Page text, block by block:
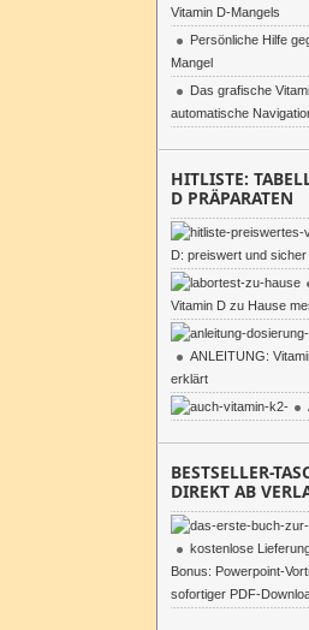
Vitamin D-Mangels
Persönliche Hilfe
Mangel
Das grafische
automatische
HITLISTE:
D PRÄPARATEN
D: preiswert und sicher
Vitamin D zu Hause
ANLEITUNG:
erklärt
BESTSELLER-
DIREKT AB
kostenlose
Bonus: Powerpoint-
sofortiger PDF-